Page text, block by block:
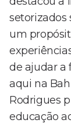
setorizados
um
de ajudar a
aqui na
Rodrigues
educação